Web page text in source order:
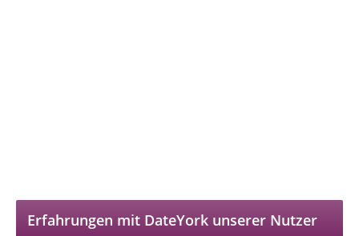
Erfahrungen mit DateYork unserer Nutzer